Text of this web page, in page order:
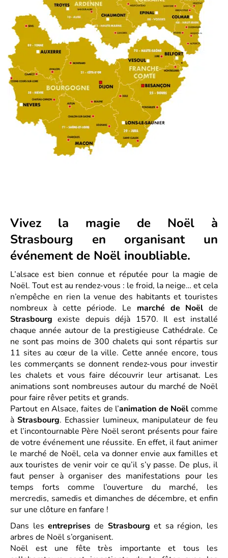
Vivez la magie de Noël à
Strasbourg en organisant un
événement de Noël inoubliable.
L’alsace est bien connue et réputée pour la magie de
Noël. Tout est au rendez-vous : le froid, la neige… et cela
n’empêche en rien la venue des habitants et touristes
nombreux à cette période. Le marché de Noël de
Strasbourg existe depuis déjà 1570. Il est installé
chaque année autour de la prestigieuse Cathédrale. Ce
ne sont pas moins de 300 chalets qui sont répartis sur
11 sites au cœur de la ville. Cette année encore, tous
les commerçants se donnent rendez-vous pour investir
les chalets et vous faire découvrir leur artisanat. Les
animations sont nombreuses autour du marché de Noël
pour faire rêver petits et grands.
Partout en Alsace, faites de l’animation de Noël comme
àStrasbourg. Echassier lumineux, manipulateur de feu
et l’incontournable Père Noël seront présents pour faire
de votre événement une réussite. En effet, il faut animer
le marché de Noël, cela va donner envie aux familles et
aux touristes de venir voir ce qu’il s’y passe. De plus, il
faut penser à organiser des manifestations pour les
temps forts comme l’ouverture du marché, les
mercredis, samedis et dimanches de décembre, et enfin
sur une clôture en fanfare !
Dans lesentreprises de Strasbourg et sa région, les
arbres de Noël s’organisent.
Noël est une fête très importante et tous les